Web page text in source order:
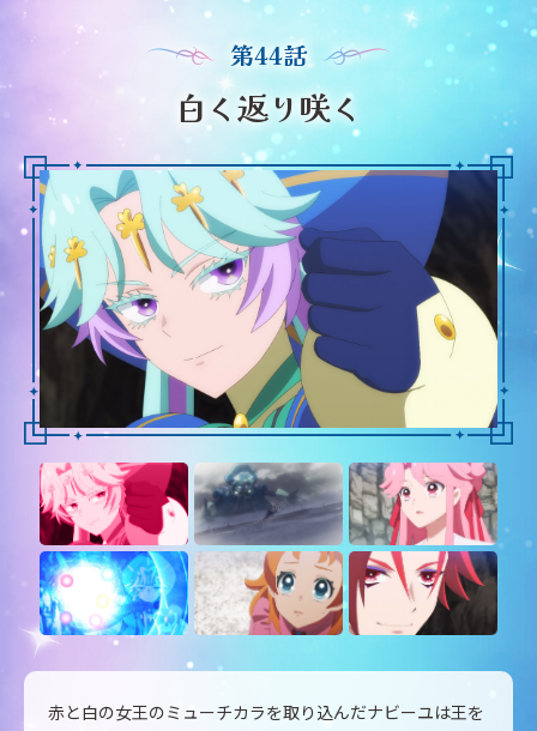
第44話
白く返り咲く
赤と白の女王のミューチカラを取り込んだナビーユは王を